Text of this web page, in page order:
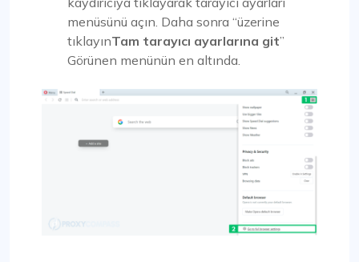
menüsünü açın. Daha sonra “üzerine
tıklayınTam tarayıcı ayarlarına git”
Görünen menünün en altında.